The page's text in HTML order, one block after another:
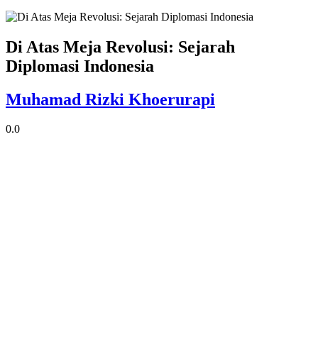
Di Atas Meja Revolusi: Sejarah
Diplomasi Indonesia
Muhamad Rizki Khoerurapi
0.0